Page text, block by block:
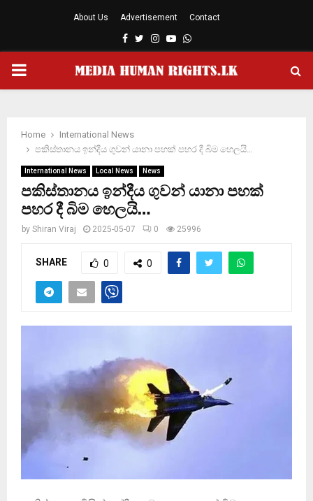
About Us Advertisement Contact
Facebook
TwitterInstagram
YoutubeWhatsapp
PRIMARY
Home
International News
පකිස්තානය ඉන්දීය ගුවන් යානා පහක් පහර දී බිම හෙලයි…
International News Local News News
පකිස්තානය ඉන්දීය ගුවන් යානා පහක්
පහර දී බිම හෙලයි…
by Shiran Viraj 2025-05-07 0 25996
SHARE 0 0